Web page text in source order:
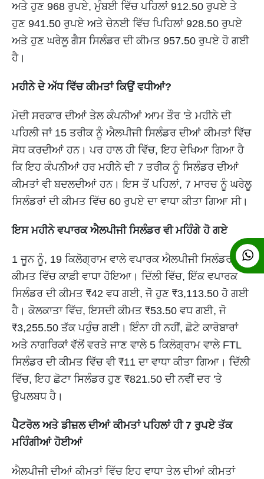
ਅਤੇ ਹੁਣ 968 ਰੁਪਏ, ਮੁੰਬਈ ਵਿੱਚ ਪਹਿਲਾਂ 912.50 ਰੁਪਏ ਤੇ
ਹੁਣ 941.50 ਰੁਪਏ ਅਤੇ ਚੇਨਈ ਵਿੱਚ ਪਿਹਿਲਾਂ 928.50 ਰੁਪਏ
ਅਤੇ ਹੁਣ ਘਰੇਲੂ ਗੈਸ ਸਿਲੰਡਰ ਦੀ ਕੀਮਤ 957.50 ਰੁਪਏ ਹੋ ਗਈ
ਹੈ।
ਮਹੀਨੇ ਦੇ ਅੱਧ ਵਿੱਚ ਕੀਮਤਾਂ ਕਿਉਂ ਵਧੀਆਂ?
ਮੋਦੀ ਸਰਕਾਰ ਦੀਆਂ ਤੇਲ ਕੰਪਨੀਆਂ ਆਮ ਤੌਰ 'ਤੇ ਮਹੀਨੇ ਦੀ
ਪਹਿਲੀ ਜਾਂ 15 ਤਰੀਕ ਨੂੰ ਐਲਪੀਜੀ ਸਿਲੰਡਰ ਦੀਆਂ ਕੀਮਤਾਂ ਵਿੱਚ
ਸੋਧ ਕਰਦੀਆਂ ਹਨ। ਪਰ ਹਾਲ ਹੀ ਵਿੱਚ, ਇਹ ਦੇਖਿਆ ਗਿਆ ਹੈ
ਕਿ ਇਹ ਕੰਪਨੀਆਂ ਹਰ ਮਹੀਨੇ ਦੀ 7 ਤਰੀਕ ਨੂੰ ਸਿਲੰਡਰ ਦੀਆਂ
ਕੀਮਤਾਂ ਵੀ ਬਦਲਦੀਆਂ ਹਨ। ਇਸ ਤੋਂ ਪਹਿਲਾਂ, 7 ਮਾਰਚ ਨੂੰ ਘਰੇਲੂ
ਸਿਲੰਡਰਾਂ ਦੀ ਕੀਮਤ ਵਿੱਚ 60 ਰੁਪਏ ਦਾ ਵਾਧਾ ਕੀਤਾ ਗਿਆ ਸੀ।
ਇਸ ਮਹੀਨੇ ਵਪਾਰਕ ਐਲਪੀਜੀ ਸਿਲੰਡਰ ਵੀ ਮਹਿੰਗੇ ਹੋ ਗਏ
1 ਜੂਨ ਨੂੰ, 19 ਕਿਲੋਗ੍ਰਾਮ ਵਾਲੇ ਵਪਾਰਕ ਐਲਪੀਜੀ ਸਿਲੰਡਰ ਦੀ
ਕੀਮਤ ਵਿੱਚ ਕਾਫ਼ੀ ਵਾਧਾ ਹੋਇਆ। ਦਿੱਲੀ ਵਿੱਚ, ਇੱਕ ਵਪਾਰਕ
ਸਿਲੰਡਰ ਦੀ ਕੀਮਤ ₹42 ਵਧ ਗਈ, ਜੋ ਹੁਣ ₹3,113.50 ਹੋ ਗਈ
ਹੈ। ਕੋਲਕਾਤਾ ਵਿੱਚ, ਇਸਦੀ ਕੀਮਤ ₹53.50 ਵਧ ਗਈ, ਜੋ
₹3,255.50 ਤੱਕ ਪਹੁੰਚ ਗਈ। ਇੰਨਾ ਹੀ ਨਹੀਂ, ਛੋਟੇ ਕਾਰੋਬਾਰਾਂ
ਅਤੇ ਨਾਗਰਿਕਾਂ ਵੱਲੋਂ ਵਰਤੇ ਜਾਣ ਵਾਲੇ 5 ਕਿਲੋਗ੍ਰਾਮ ਵਾਲੇ FTL
ਸਿਲੰਡਰ ਦੀ ਕੀਮਤ ਵਿੱਚ ਵੀ ₹11 ਦਾ ਵਾਧਾ ਕੀਤਾ ਗਿਆ। ਦਿੱਲੀ
ਵਿੱਚ, ਇਹ ਛੋਟਾ ਸਿਲੰਡਰ ਹੁਣ ₹821.50 ਦੀ ਨਵੀਂ ਦਰ 'ਤੇ
ਉਪਲਬਧ ਹੈ।
ਪੈਟਰੋਲ ਅਤੇ ਡੀਜ਼ਲ ਦੀਆਂ ਕੀਮਤਾਂ ਪਹਿਲਾਂ ਹੀ 7 ਰੁਪਏ ਤੱਕ
ਮਹਿੰਗੀਆਂ ਹੋਈਆਂ
ਐਲਪੀਜੀ ਦੀਆਂ ਕੀਮਤਾਂ ਵਿੱਚ ਇਹ ਵਾਧਾ ਤੇਲ ਦੀਆਂ ਕੀਮਤਾਂ